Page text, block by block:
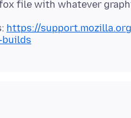
https://
builds